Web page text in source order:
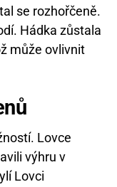
se rozhořčeně.
Hádka zůstala
může ovlivnit
Lovce
výhru v
Lovci